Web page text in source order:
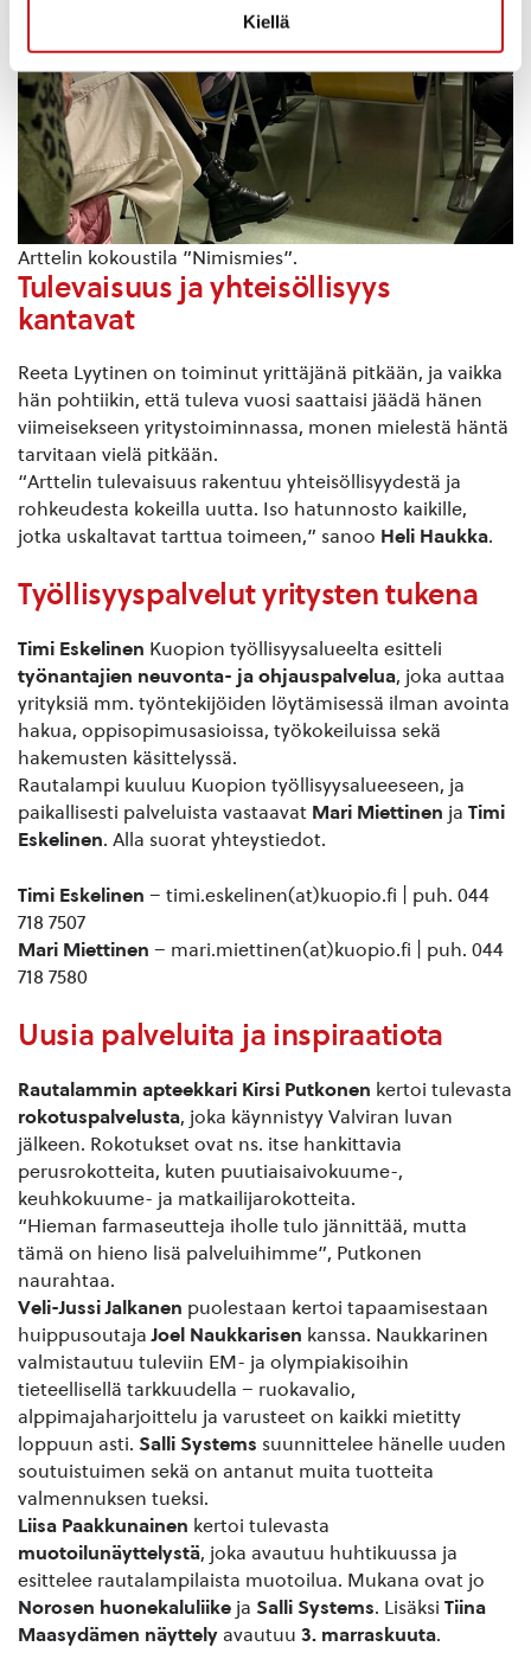
Kiellä
Arttelin kokoustila ”Nimismies”.
Tulevaisuus ja yhteisöllisyys
kantavat
Reeta Lyytinen on toiminut yrittäjänä pitkään, ja vaikka
hän pohtiikin, että tuleva vuosi saattaisi jäädä hänen
viimeisekseen yritystoiminnassa, monen mielestä häntä
tarvitaan vielä pitkään.
“Arttelin tulevaisuus rakentuu yhteisöllisyydestä ja
rohkeudesta kokeilla uutta. Iso hatunnosto kaikille,
jotka uskaltavat tarttua toimeen,” sanoo Heli Haukka.
Työllisyyspalvelut yritysten tukena
Timi Eskelinen Kuopion työllisyysalueelta esitteli
työnantajien neuvonta- ja ohjauspalvelua, joka auttaa
yrityksiä mm. työntekijöiden löytämisessä ilman avointa
hakua, oppisopimusasioissa, työkokeiluissa sekä
hakemusten käsittelyssä.
Rautalampi kuuluu Kuopion työllisyysalueeseen, ja
paikallisesti palveluista vastaavat Mari Miettinen ja Timi
Eskelinen. Alla suorat yhteystiedot.
Timi Eskelinen – timi.eskelinen(at)kuopio.fi | puh. 044
718 7507
Mari Miettinen – mari.miettinen(at)kuopio.fi | puh. 044
718 7580
Uusia palveluita ja inspiraatiota
Rautalammin apteekkari Kirsi Putkonen kertoi tulevasta
rokotuspalvelusta, joka käynnistyy Valviran luvan
jälkeen. Rokotukset ovat ns. itse hankittavia
perusrokotteita, kuten puutiaisaivokuume-,
keuhkokuume- ja matkailijarokotteita.
“Hieman farmaseutteja iholle tulo jännittää, mutta
tämä on hieno lisä palveluihimme”, Putkonen
naurahtaa.
Veli-Jussi Jalkanen puolestaan kertoi tapaamisestaan
huippusoutajaJoel Naukkarisen kanssa. Naukkarinen
valmistautuu tuleviin EM- ja olympiakisoihin
tieteellisellä tarkkuudella – ruokavalio,
alppimajaharjoittelu ja varusteet on kaikki mietitty
loppuun asti. Salli Systems suunnittelee hänelle uuden
soutuistuimen sekä on antanut muita tuotteita
valmennuksen tueksi.
Liisa Paakkunainen kertoi tulevasta
muotoilunäyttelystä, joka avautuu huhtikuussa ja
esittelee rautalampilaista muotoilua. Mukana ovat jo
Norosen huonekaluliike ja Salli Systems. Lisäksi Tiina
Maasydämen näyttely avautuu 3. marraskuuta.